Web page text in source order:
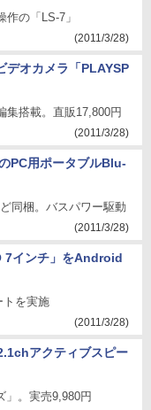
の「LS-7」
(2011/3/28)
デオカメラ「PLAYSP
集搭載。直販17,800円
(2011/3/28)
PC用ポータブルBlu-
同梱。バスパワー駆動
(2011/3/28)
7インチ」をAndroid
トを実施
(2011/3/28)
アクティブスピー
」。実売9,980円